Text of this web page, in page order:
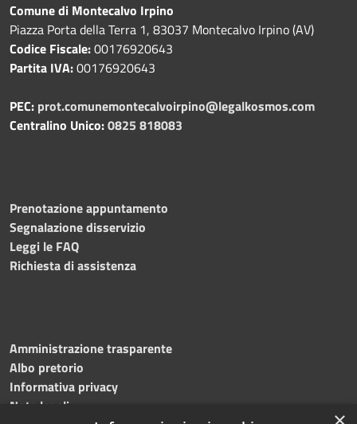
Comune di Montecalvo Irpino
Piazza Porta della Terra 1, 83037 Montecalvo Irpino (AV)
Codice Fiscale:00176920643
Partita IVA:00176920643
PEC: prot.comunemontecalvoirpino@legalkosmos.com
Centralino Unico:0825 818083
Prenotazione appuntamento
Segnalazione disservizio
Leggi le FAQ
Richiesta di assistenza
Amministrazione trasparente
Albo pretorio
Informativa privacy
Note legali